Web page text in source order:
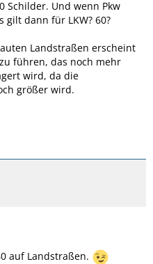
Schilder. Und wenn Pkw
dann für LKW? 60?
Landstraßen erscheint
führen, das noch mehr
wird, da die
größer wird.
auf Landstraßen.